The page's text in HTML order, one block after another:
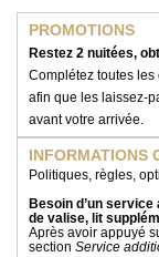
PROMOTIONS
Restez 2 nuitées,
Complétez toutes
afin que les laissez-
avant votre arrivée.
INFORMATIONS
Politiques, règles,
Besoin d’un
de valise, lit
Après avoir appuyé
section Service